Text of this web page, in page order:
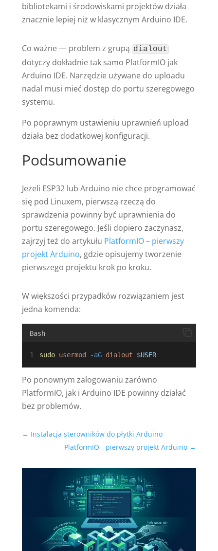
bibliotekami i środowiskami projektów działa
znacznie lepiej niż w klasycznym Arduino IDE.
Co ważne — problem z grupą dialout
dotyczy dokładnie tak samo PlatformIO jak
Arduino IDE. Narzędzie używane do uploadu
nadal musi mieć dostęp do portu szeregowego
systemu.
Po poprawnym ustawieniu uprawnień upload
działa bez dodatkowej konfiguracji.
Podsumowanie
Jeżeli ESP32 lub Arduino nie chce programować
się pod Linuxem, pierwszą rzeczą do
sprawdzenia powinny być uprawnienia do
portu szeregowego. Jeśli dopiero zaczynasz,
zajrzyj też do artykułu PlatformIO – pierwszy
projekt Arduino, gdzie opisujemy tworzenie
pierwszego projektu krok po kroku.
W większości przypadków rozwiązaniem jest
jedna komenda:
Bash
sudo usermod -aG dialout $USER
Po ponownym zalogowaniu zarówno
PlatformIO, jak i Arduino IDE powinny działać
bez problemów.
← Instalacja sterowników do płytki Arduino
PlatformIO - pierwszy projekt Arduino →